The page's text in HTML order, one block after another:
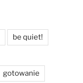
be quiet!
gotowanie